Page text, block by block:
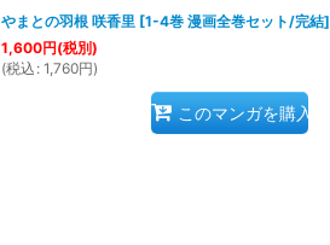
やまとの羽根 咲香里 [1-4巻 漫画全巻セット/完結]
1,600円(税別)
(税込 : 1,760円)
このマンガを購入